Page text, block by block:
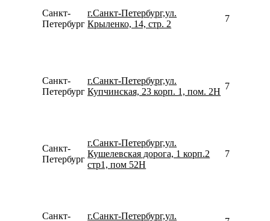
Санкт-
Петербург
г.Санкт-Петербург,ул.
Крыленко, 14, стр. 2
Санкт-
Петербург
г.Санкт-Петербург,ул.
Купчинская, 23 корп. 1, пом. 2Н
Санкт-
Петербург
г.Санкт-Петербург,ул.
Кушелевская дорога, 1 корп.2
стр1, пом 52Н
Санкт-
г.Санкт-Петербург,ул.